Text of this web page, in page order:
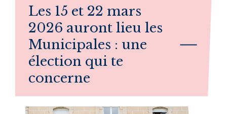
Les 15 et 22 mars
2026 auront lieu les
Municipales : une
élection qui te
concerne